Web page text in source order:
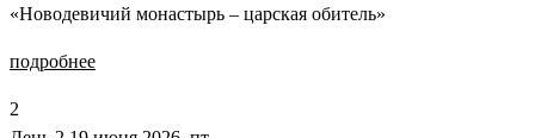
«Новодевичий монастырь – царская обитель»
подробнее
2